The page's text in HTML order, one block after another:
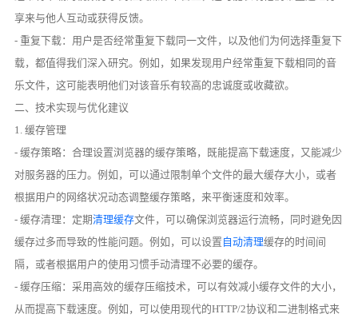
享来与他人互动或获得反馈。
- 重复下载：用户是否经常重复下载同一文件，以及他们为何选择重复下
载，都值得我们深入研究。例如，如果发现用户经常重复下载相同的音
乐文件，这可能表明他们对该音乐有较高的忠诚度或收藏欲。
二、技术实现与优化建议
1. 缓存管理
- 缓存策略：合理设置浏览器的缓存策略，既能提高下载速度，又能减少
对服务器的压力。例如，可以通过限制单个文件的最大缓存大小，或者
根据用户的网络状况动态调整缓存策略，来平衡速度和效率。
- 缓存清理：定期清理缓存文件，可以确保浏览器运行流畅，同时避免因
缓存过多而导致的性能问题。例如，可以设置 自动清理缓存的时间间
隔，或者根据用户的使用习惯手动清理不必要的缓存。
- 缓存压缩：采用高效的缓存压缩技术，可以有效减小缓存文件的大小，
从而提高下载速度。例如，可以使用现代的HTTP/2协议和二进制格式来